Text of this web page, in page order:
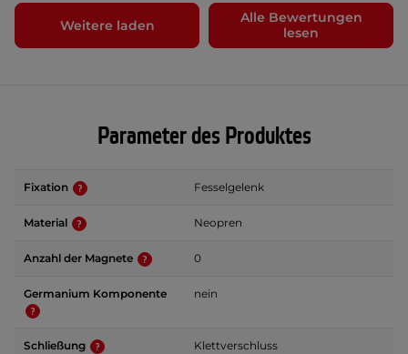
Weitere laden
Alle Bewertungen
lesen
Parameter des Produktes
Fixation Fesselgelenk
Material Neopren
Anzahl der Magnete 0
Germanium Komponente nein
Schließung Klettverschluss